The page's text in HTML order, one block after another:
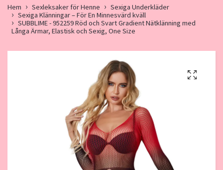
Hem Sexleksaker för Henne
Sexiga Underkläder
Sexiga Klänningar – För En Minnesvärd kväll
SUBBLIME - 952259 Röd och Svart Gradient Nätklänning med
Långa Ärmar, Elastisk och Sexig, One Size